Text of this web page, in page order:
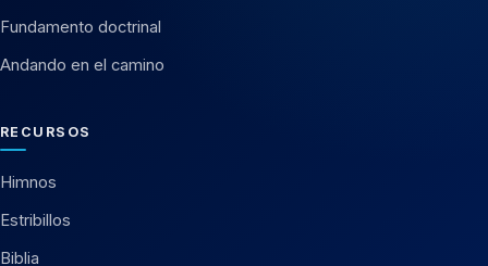
Fundamento doctrinal
Andando en el camino
RECURSOS
Himnos
Estribillos
Biblia